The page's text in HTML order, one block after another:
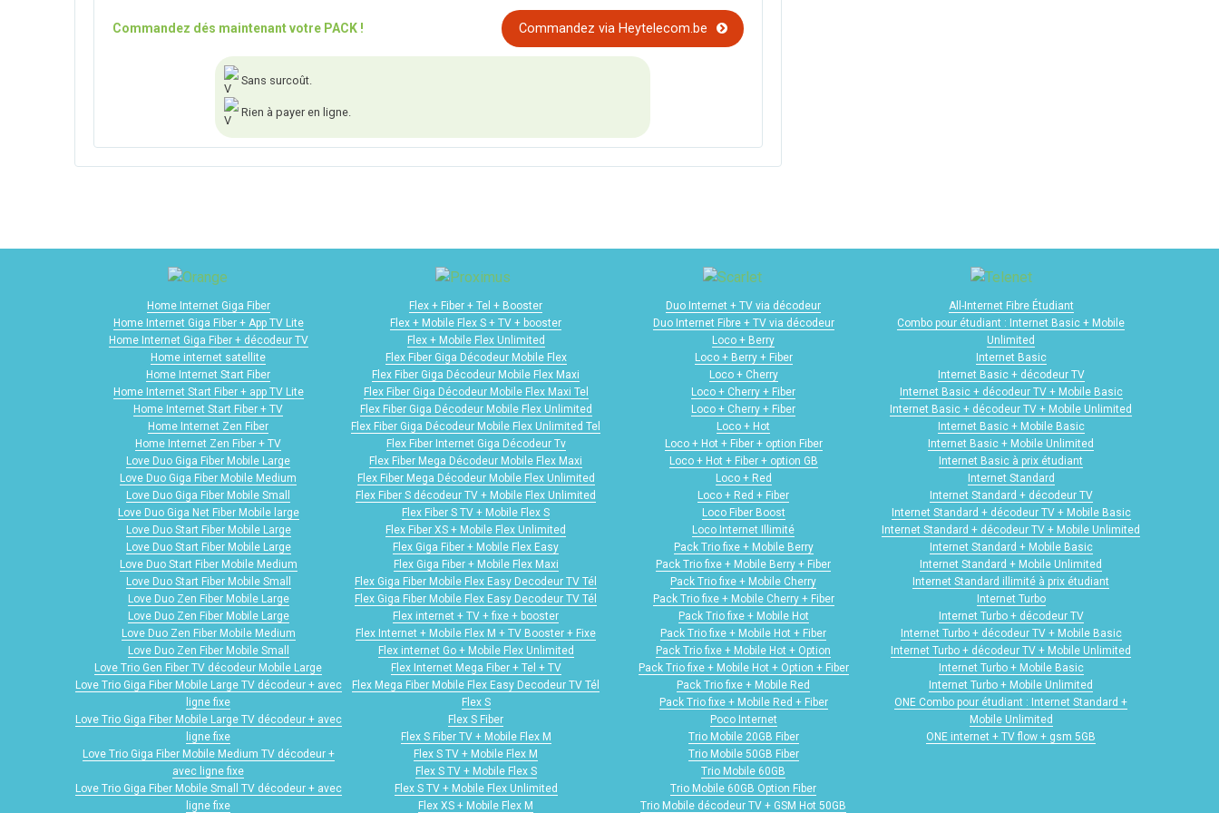
Commandez dés maintenant votre PACK ! Commandez via Heytelecom.be
Sans surcoût.
Rien à payer en ligne.
Home Internet Giga Fiber
Home Internet Giga Fiber + App TV Lite
Home Internet Giga Fiber + décodeur TV
Home internet satellite
Home Internet Start Fiber
Home Internet Start Fiber + app TV Lite
Home Internet Start Fiber + TV
Home Internet Zen Fiber
Home Internet Zen Fiber + TV
Love Duo Giga Fiber Mobile Large
Love Duo Giga Fiber Mobile Medium
Love Duo Giga Fiber Mobile Small
Love Duo Giga Net Fiber Mobile large
Love Duo Start Fiber Mobile Large
Love Duo Start Fiber Mobile Large
Love Duo Start Fiber Mobile Medium
Love Duo Start Fiber Mobile Small
Love Duo Zen Fiber Mobile Large
Love Duo Zen Fiber Mobile Large
Love Duo Zen Fiber Mobile Medium
Love Duo Zen Fiber Mobile Small
Love Trio Gen Fiber TV décodeur Mobile Large
Love Trio Giga Fiber Mobile Large TV décodeur + avec
ligne fixe
Love Trio Giga Fiber Mobile Large TV décodeur + avec
ligne fixe
Love Trio Giga Fiber Mobile Medium TV décodeur +
avec ligne fixe
Love Trio Giga Fiber Mobile Small TV décodeur + avec
ligne fixe
Flex + Fiber + Tel + Booster
Flex + Mobile Flex S + TV + booster
Flex + Mobile Flex Unlimited
Flex Fiber Giga Décodeur Mobile Flex
Flex Fiber Giga Décodeur Mobile Flex Maxi
Flex Fiber Giga Décodeur Mobile Flex Maxi Tel
Flex Fiber Giga Décodeur Mobile Flex Unlimited
Flex Fiber Giga Décodeur Mobile Flex Unlimited Tel
Flex Fiber Internet Giga Décodeur Tv
Flex Fiber Mega Décodeur Mobile Flex Maxi
Flex Fiber Mega Décodeur Mobile Flex Unlimited
Flex Fiber S décodeur TV + Mobile Flex Unlimited
Flex Fiber S TV + Mobile Flex S
Flex Fiber XS + Mobile Flex Unlimited
Flex Giga Fiber + Mobile Flex Easy
Flex Giga Fiber + Mobile Flex Maxi
Flex Giga Fiber Mobile Flex Easy Decodeur TV Tél
Flex Giga Fiber Mobile Flex Easy Decodeur TV Tél
Flex internet + TV + fixe + booster
Flex Internet + Mobile Flex M + TV Booster + Fixe
Flex internet Go + Mobile Flex Unlimited
Flex Internet Mega Fiber + Tel + TV
Flex Mega Fiber Mobile Flex Easy Decodeur TV Tél
Flex S
Flex S Fiber
Flex S Fiber TV + Mobile Flex M
Flex S TV + Mobile Flex M
Flex S TV + Mobile Flex S
Flex S TV + Mobile Flex Unlimited
Flex XS + Mobile Flex M
Duo Internet + TV via décodeur
Duo Internet Fibre + TV via décodeur
Loco + Berry
Loco + Berry + Fiber
Loco + Cherry
Loco + Cherry + Fiber
Loco + Cherry + Fiber
Loco + Hot
Loco + Hot + Fiber + option Fiber
Loco + Hot + Fiber + option GB
Loco + Red
Loco + Red + Fiber
Loco Fiber Boost
Loco Internet Illimité
Pack Trio fixe + Mobile Berry
Pack Trio fixe + Mobile Berry + Fiber
Pack Trio fixe + Mobile Cherry
Pack Trio fixe + Mobile Cherry + Fiber
Pack Trio fixe + Mobile Hot
Pack Trio fixe + Mobile Hot + Fiber
Pack Trio fixe + Mobile Hot + Option
Pack Trio fixe + Mobile Hot + Option + Fiber
Pack Trio fixe + Mobile Red
Pack Trio fixe + Mobile Red + Fiber
Poco Internet
Trio Mobile 20GB Fiber
Trio Mobile 50GB Fiber
Trio Mobile 60GB
Trio Mobile 60GB Option Fiber
Trio Mobile décodeur TV + GSM Hot 50GB
All-Internet Fibre Étudiant
Combo pour étudiant : Internet Basic + Mobile
Unlimited
Internet Basic
Internet Basic + décodeur TV
Internet Basic + décodeur TV + Mobile Basic
Internet Basic + décodeur TV + Mobile Unlimited
Internet Basic + Mobile Basic
Internet Basic + Mobile Unlimited
Internet Basic à prix étudiant
Internet Standard
Internet Standard + décodeur TV
Internet Standard + décodeur TV + Mobile Basic
Internet Standard + décodeur TV + Mobile Unlimited
Internet Standard + Mobile Basic
Internet Standard + Mobile Unlimited
Internet Standard illimité à prix étudiant
Internet Turbo
Internet Turbo + décodeur TV
Internet Turbo + décodeur TV + Mobile Basic
Internet Turbo + décodeur TV + Mobile Unlimited
Internet Turbo + Mobile Basic
Internet Turbo + Mobile Unlimited
ONE Combo pour étudiant : Internet Standard +
Mobile Unlimited
ONE internet + TV flow + gsm 5GB